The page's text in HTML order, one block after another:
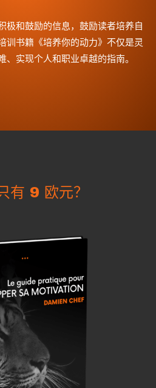
极和鼓励的信息，鼓励读者培养自
训书籍《培养你的动力》不仅是灵
、实现个人和职业卓越的指南。
有 9 欧元？